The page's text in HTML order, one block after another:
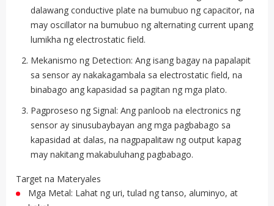
dalawang conductive plate na bumubuo ng capacitor, na
may oscillator na bumubuo ng alternating current upang
lumikha ng electrostatic field.
Mekanismo ng Detection: Ang isang bagay na papalapit
sa sensor ay nakakagambala sa electrostatic field, na
binabago ang kapasidad sa pagitan ng mga plato.
Pagproseso ng Signal: Ang panloob na electronics ng
sensor ay sinusubaybayan ang mga pagbabago sa
kapasidad at dalas, na nagpapalitaw ng output kapag
may nakitang makabuluhang pagbabago.
Target na Materyales
Mga Metal: Lahat ng uri, tulad ng tanso, aluminyo, at